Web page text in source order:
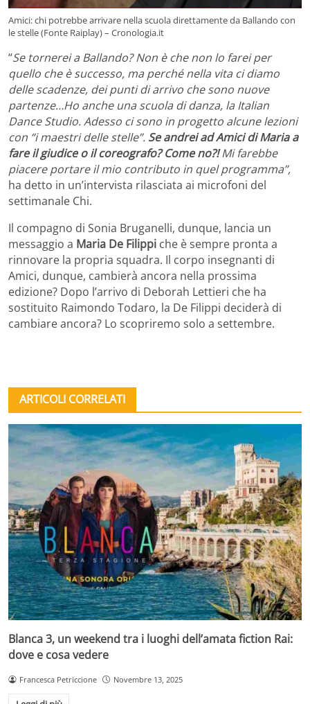
Amici: chi potrebbe arrivare nella scuola direttamente da Ballando con
le stelle (Fonte Raiplay) – Cronologia.it
“Se tornerei a Ballando? Non è che non lo farei per
quello che è successo, ma perché nella vita ci diamo
delle scadenze, dei punti di arrivo che sono nuove
partenze…Ho anche una scuola di danza, la Italian
Dance Studio. Adesso ci sono in progetto alcune lezioni
con “i maestri delle stelle”. Se andrei ad Amici di Maria a
fare il giudice o il coreografo? Come no?!Mi farebbe
piacere portare il mio contributo in quel programma”,
ha detto in un’intervista rilasciata ai microfoni del
settimanale Chi.
Il compagno di Sonia Bruganelli, dunque, lancia un
messaggio a Maria De Filippi che è sempre pronta a
rinnovare la propria squadra. Il corpo insegnanti di
Amici, dunque, cambierà ancora nella prossima
edizione? Dopo l’arrivo di Deborah Lettieri che ha
sostituito Raimondo Todaro, la De Filippi deciderà di
cambiare ancora? Lo scopriremo solo a settembre.
ARTICOLI CORRELATI
Blanca 3, un weekend tra i luoghi dell’amata fiction Rai:
dove e cosa vedere
Francesca Petriccione Novembre 13, 2025